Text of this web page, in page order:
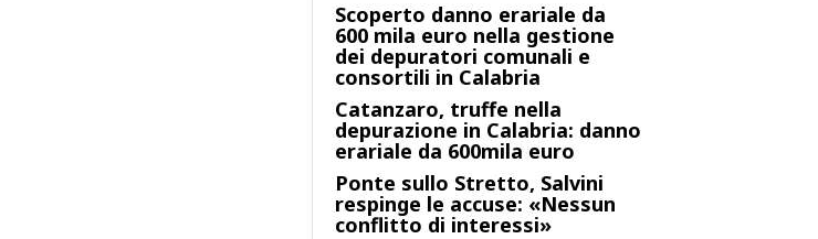
Scoperto danno erariale da
600 mila euro nella gestione
dei depuratori comunali e
consortili in Calabria
Catanzaro, truffe nella
depurazione in Calabria: danno
erariale da 600mila euro
Ponte sullo Stretto, Salvini
respinge le accuse: «Nessun
conflitto di interessi»